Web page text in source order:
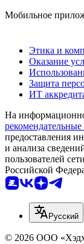
Мобильное
Этика и
Оказание
Защита
ИТ
На
предоставления
и анализа
пользователей
Российской
Русский
© 2026 ООО